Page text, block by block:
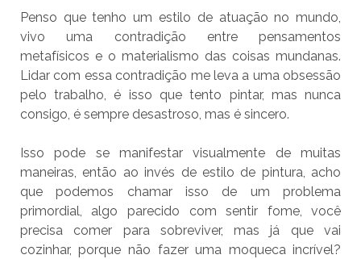
Penso que tenho um estilo de atuação no mundo,
vivo uma contradição entre pensamentos
metafísicos e o materialismo das coisas mundanas.
Lidar com essa contradição me leva a uma obsessão
pelo trabalho, é isso que tento pintar, mas nunca
consigo, é sempre desastroso, mas é sincero.
Isso pode se manifestar visualmente de muitas
maneiras, então ao invés de estilo de pintura, acho
que podemos chamar isso de um problema
primordial, algo parecido com sentir fome, você
precisa comer para sobreviver, mas já que vai
cozinhar, porque não fazer uma moqueca incrível?